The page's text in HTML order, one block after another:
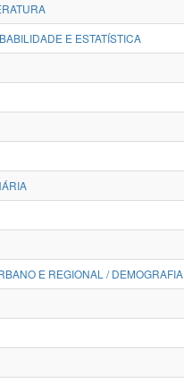
E ESTATÍSTICA
E REGIONAL / DEMOGRAFIA